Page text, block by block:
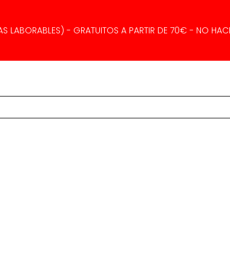
LABORABLES) - GRATUITOS A PARTIR DE 70€ - NO